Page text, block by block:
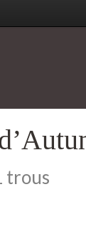
trous